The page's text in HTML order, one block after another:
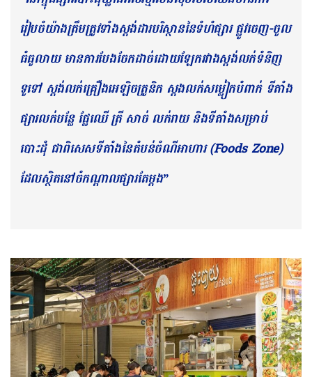
រៀបចំយ៉ាងត្រឹមត្រូវទាំងស្តង់ដារបរិស្ថាននៃទំហំផ្សារ ផ្លូវចេញ-ចូល
ធំធូលាយ មានការបែងចែកដាច់ដោយឡែករវាងស្តង់លក់ទំនិញ
ទូទៅ ស្តង់លក់គ្រឿងអេឡិចត្រូនិក ស្តងលក់សម្លៀកបំពាក់ ទីតាំង
ផ្សារលក់បន្លែ ផ្លែឈើ ត្រី សាច់ លក់រាយ និងទីតាំងសម្រាប់
បោះដុំ ជាពិសេសទីតាំងនៃតំបន់ចំណីអាហារ (Foods Zone)
ដែលស្ថិតនៅចំកណ្តាលផ្សារតែម្ដង”